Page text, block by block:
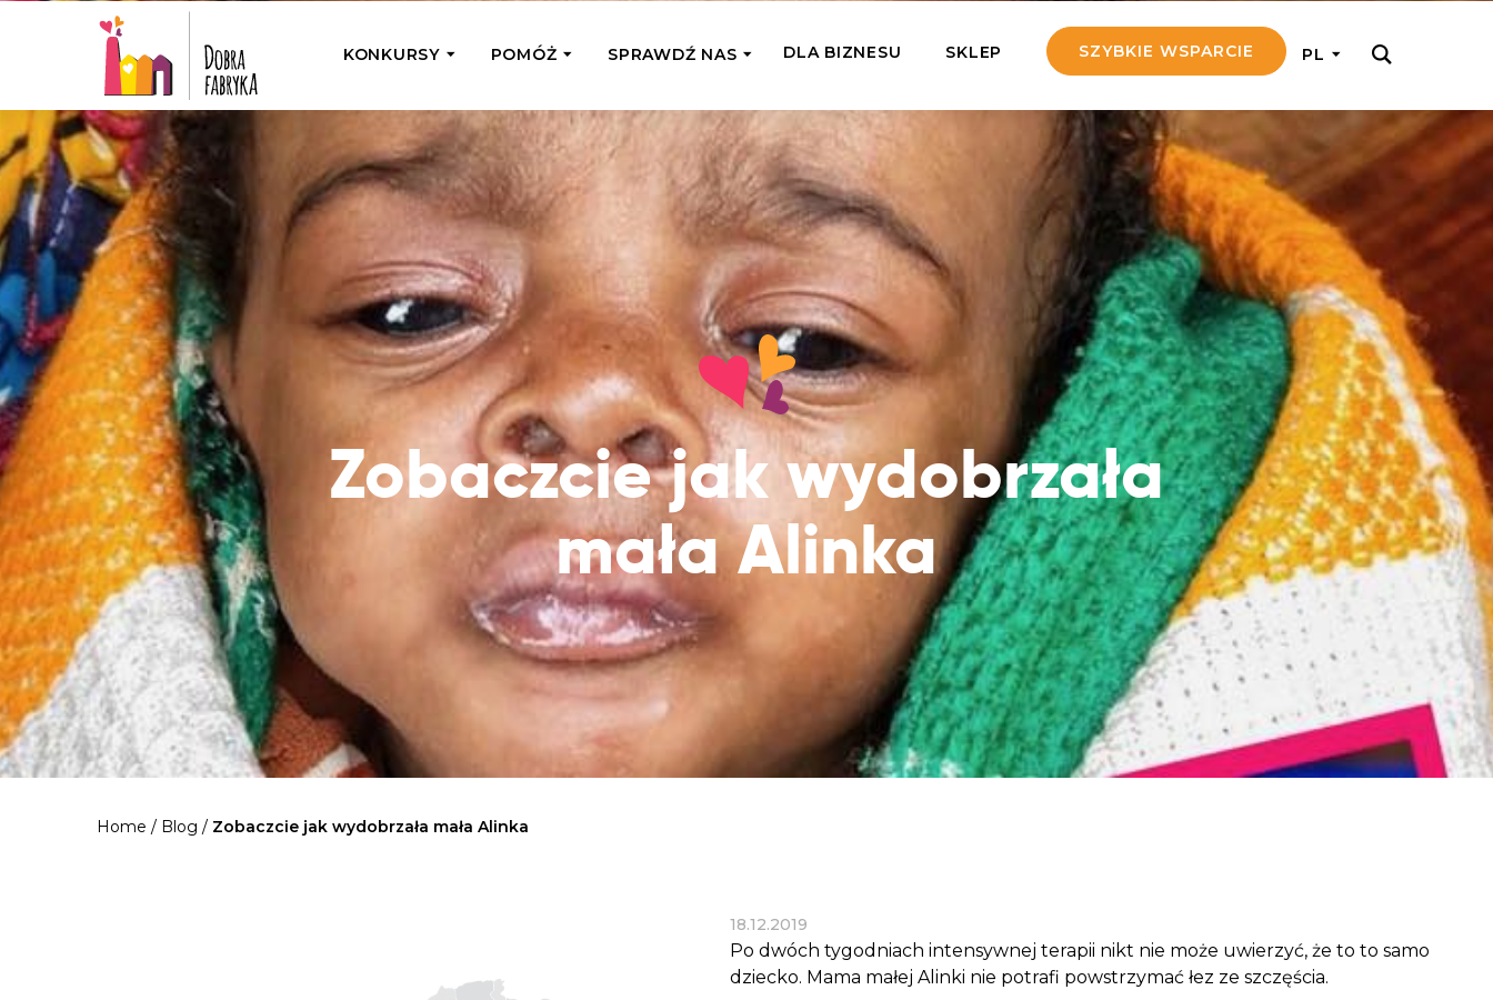
KONKURSY
Wyjedź z Nami
Odwiedź jedno z miejsc, w których
działamy
Przybij 5 w 7 Ogrodach
Wyjedź do Grecji z Michałem
Żakowskim z Radia 357
POMÓŻ
POMAGAM JEDNORAZOWO
Przekaż Kalorie
Podaruj dziecku posiłek z okazji Dnia
Dziecka
Podaruj 1,5%
Przekaż niewielką część swojego
podatku naszym podopiecznym
Pilna Pomoc
Przekaż pomoc tam, gdzie jest teraz
najbardziej potrzebna
Dobroczynne24
Zrób zakupy dla potrzebujących w
markecie z dobrymi uczynkami
Warzywniak Charbela
Zrób zakupy u niewidomego Charbela i
wspieraj Głodnych
WSPIERAM REGULARNIE
Przybij nam 5!
Pomagaj efektywnie, przekazując na
pomoc 5 zł tygodniowo
Adoptuj Seniora
Dołącz do rodziny Seniora, wspierając
go finansowo i emocjonalnie
Drużyny Aniołów
Wspieraj pracę konkretnego misjonarza
i pozostań z nim kontakcie
Wiatraczek dla Życia
Uratuj dziecko cierpiące z powodu
głodu i wspieraj edukację rodziców
SPRAWDŹ NAS
Zespół Fundacji
Poznaj listonoszy przekazanego przez
Ciebie wsparcia
Jak pomagamy
Karmimy, Leczymy, Uczymy, Dajemy
Pracę – sprawdź co to oznacza w
praktyce
Co już zrobiliśmy
Przeczytaj historie ludzi, którym już
pomogliśmy
Gdzie działamy
Sprawdź listę miejsc, do których dociera
Twoja pomoc
Sprawozdania
Zweryfikuj, w jaki sposób wydajemy
przekazane Darowizny
Cele statutowe
Sprawdź cele naszej organizacji
Kontakt
DLA BIZNESU SKLEP SZYBKIE WSPARCIE PL
Zobaczcie jak wydobrzała
mała Alinka
Home / Blog / Zobaczcie jak wydobrzała mała Alinka
18.12.2019
Po dwóch tygodniach intensywnej terapii nikt nie może uwierzyć, że to to samo
dziecko. Mama małej Alinki nie potrafi powstrzymać łez ze szczęścia.